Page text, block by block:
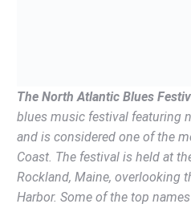
The North Atlantic Blues
blues music festival featuring
and is considered one of the
Coast. The festival is held at
Rockland, Maine, overlooking
Harbor. Some of the top